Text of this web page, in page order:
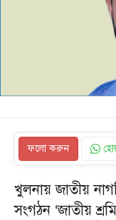
ফলো করুন
খুলনায় জাতীয়
সংগঠন ‘জাতীয়